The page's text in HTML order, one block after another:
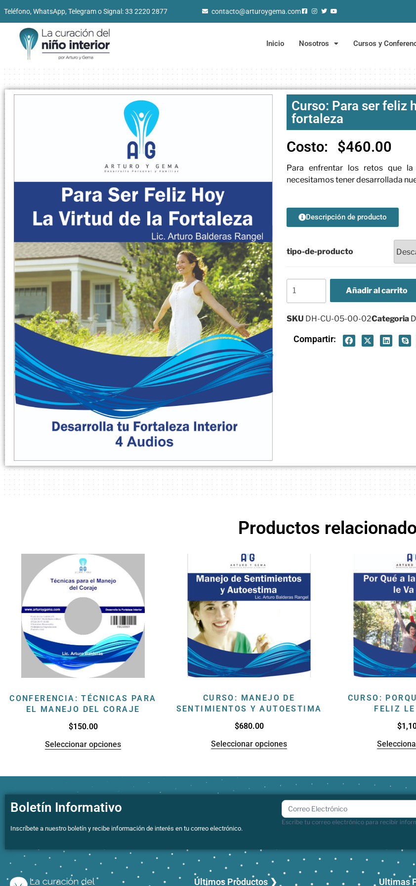
Teléfono, WhatsApp, Telegram o Signal: 33 2220 2877 contacto@arturoygema.com
Inicio Nosotros Cursos y
Curso: Para ser feliz
fortaleza
Costo: $460.00
Para enfrentar los retos que
necesitamos tener desarrollada
Descripción de producto
tipo-de-producto
Añadir al carrito
SKU DH-CU-05-00-02Categoria
Compartir:
Productos
CONFERENCIA: TÉCNICAS PARA
EL MANEJO DEL CORAJE
$150.00
Seleccionar opciones
CURSO: MANEJO DE
SENTIMIENTOS Y AUTOESTIMA
$680.00
Seleccionar opciones
CURSO:
FELIZ
$
Boletín Informativo
Inscríbete a nuestro boletín y recibe información de interés en tu correo electrónico.
boletin
Escribe tu correo electrónico para recibir
Últimos Productos ❯ Ultimas